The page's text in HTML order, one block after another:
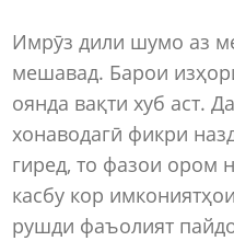
Имрӯз дили шумо аз
мешавад. Барои
оянда вақти хуб аст.
хонаводагӣ фикри
гиред, то фазои ором
касбу кор
рушди фаъолият